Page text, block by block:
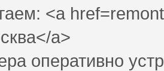
<a
a>
оперативно